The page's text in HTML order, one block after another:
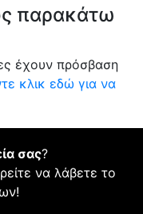
παρακάτω
έχουν πρόσβαση
κλικ εδώ για να
σας?
να λάβετε το